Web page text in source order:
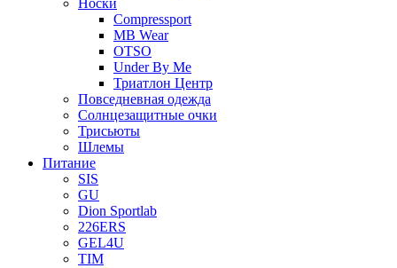
Носки
Compressport
MB Wear
OTSO
Under By Me
Триатлон Центр
Повседневная одежда
Солнцезащитные очки
Трисьюты
Шлемы
Питание
SIS
GU
Dion Sportlab
226ERS
GEL4U
TIM